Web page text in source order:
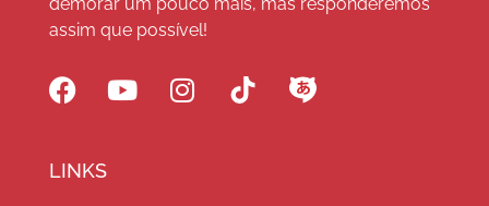
demorar um pouco mais, mas responderemos
assim que possível!
LINKS